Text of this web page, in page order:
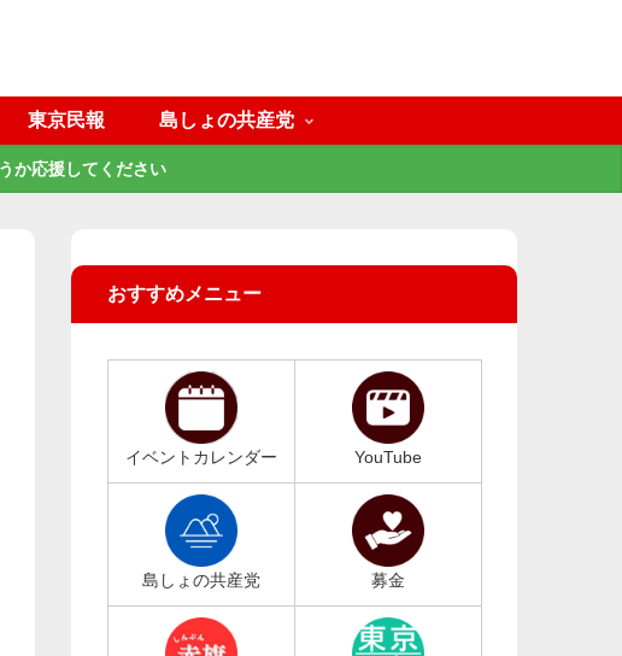
東京民報 島しょの共産党
か応援してください
おすすめメニュー
イベントカレンダー YouTube
島しょの共産党 募金